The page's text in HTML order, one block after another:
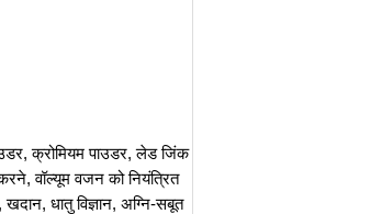
क्रोमियम पाउडर, लेड जिंक
वॉल्यूम वजन को नियंत्रित
धातु विज्ञान, अग्नि-सबूत